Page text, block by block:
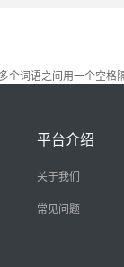
个词语之间用一个空格
平台介绍
关于我们
常见问题